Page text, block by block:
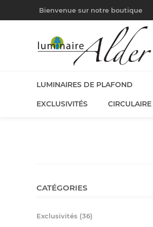
Bienvenue sur notre boutique
LUMINAIRES DE PLAFOND
EXCLUSIVITÉS CIRCULAIRE
CATÉGORIES
Exclusivités (36)